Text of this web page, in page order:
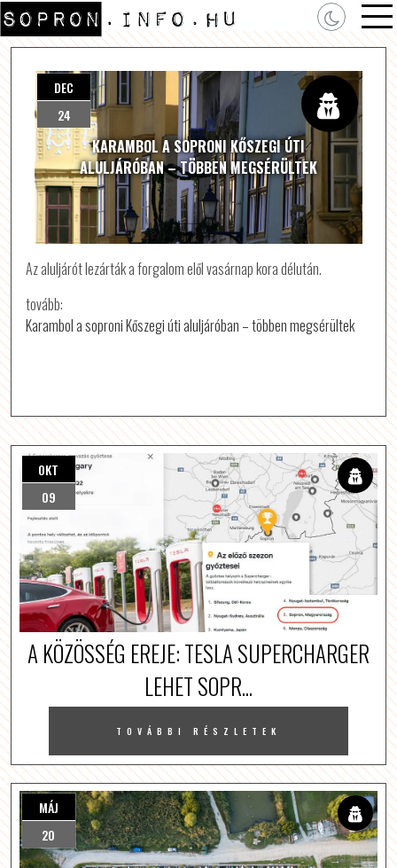
KARAMBOL A SOPRONI KŐSZEGI ÚTI
ALULJÁRÓBAN – TÖBBEN MEGSÉRÜLTEK
DEC
24
Az aluljárót lezárták a forgalom elől vasárnap kora délután.
tovább:
Karambol a soproni Kőszegi úti aluljáróban – többen megsérültek
OKT
09
A KÖZÖSSÉG EREJE: TESLA SUPERCHARGER
LEHET SOPR...
TOVÁBBI RÉSZLETEK
MÁJ
20